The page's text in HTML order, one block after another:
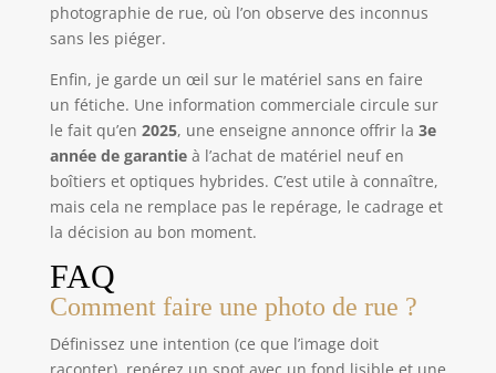
photographie de rue, où l’on observe des inconnus
sans les piéger.
Enfin, je garde un œil sur le matériel sans en faire
un fétiche. Une information commerciale circule sur
le fait qu’en 2025, une enseigne annonce offrir la 3e
année de garantieà l’achat de matériel neuf en
boîtiers et optiques hybrides. C’est utile à connaître,
mais cela ne remplace pas le repérage, le cadrage et
la décision au bon moment.
FAQ
Comment faire une photo de rue ?
Définissez une intention (ce que l’image doit